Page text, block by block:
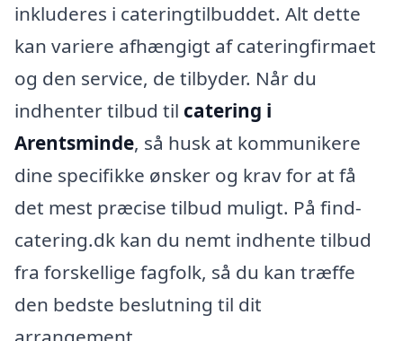
inkluderes i cateringtilbuddet. Alt dette
kan variere afhængigt af cateringfirmaet
og den service, de tilbyder. Når du
indhenter tilbud til catering i
Arentsminde, så husk at kommunikere
dine specifikke ønsker og krav for at få
det mest præcise tilbud muligt. På find-
catering.dk kan du nemt indhente tilbud
fra forskellige fagfolk, så du kan træffe
den bedste beslutning til dit